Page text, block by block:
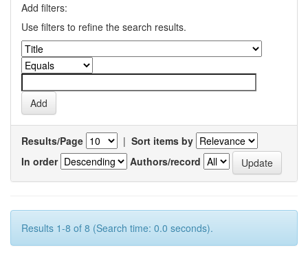
Add filters:
Use filters to refine the search results.
Results/Page | Sort items by
In order
Authors/record
Results 1-8 of 8 (Search time: 0.0 seconds).